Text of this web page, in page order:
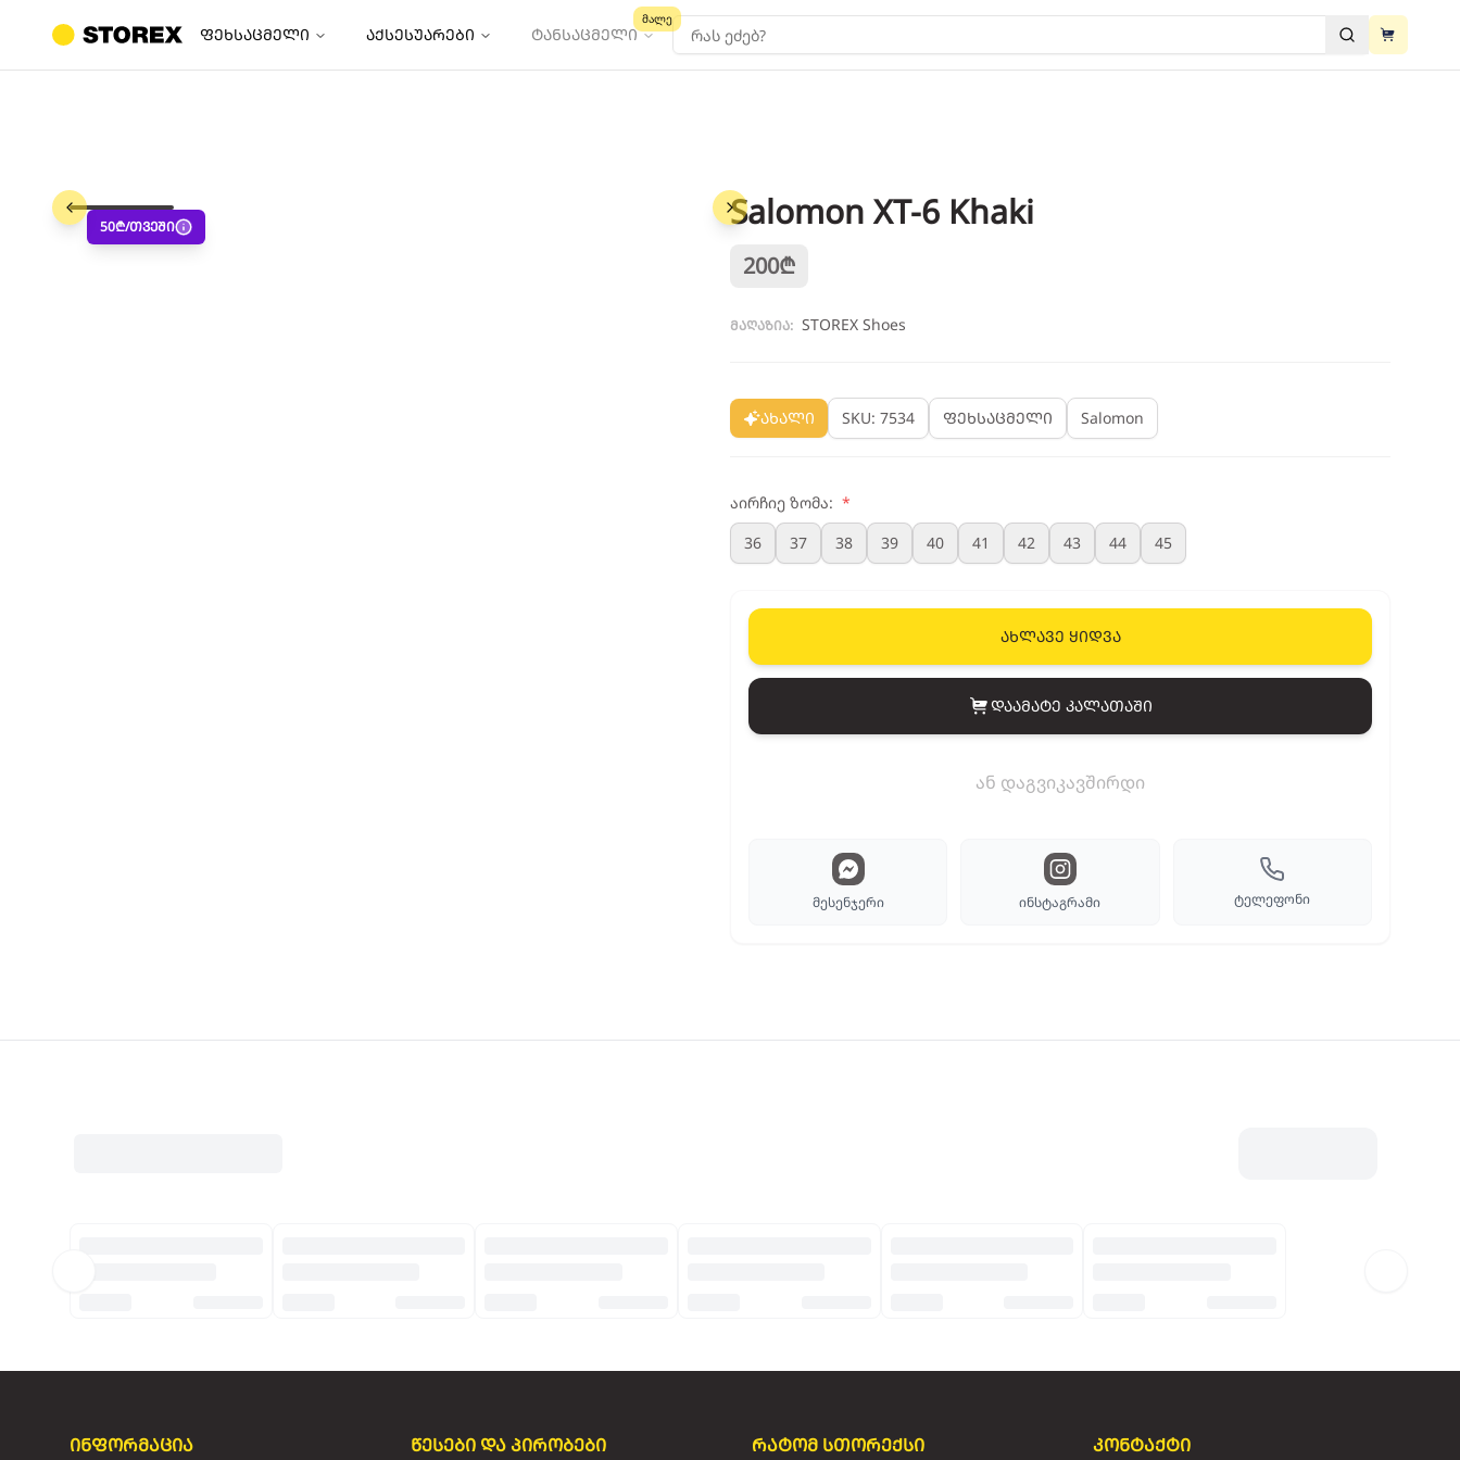
ფეხსაცმელი აქსესუარები ტანსაცმელი
მალე
ძებნაView cart
View cart
50₾/თვეში Salomon XT-6 Khaki
200₾
მაღაზია: STOREX Shoes
ახალი SKU: 7534 ფეხსაცმელი Salomon
აირჩიე ზომა: *
36
37 38 39 40 41 42 43 44 45
ახლავე ყიდვა
View cart
დაამატე კალათაში
ან დაგვიკავშირდი
მესენჯერი ინსტაგრამი ტელეფონი
ინფორმაცია წესები და პირობები რატომ სთორექსი კონტაქტი